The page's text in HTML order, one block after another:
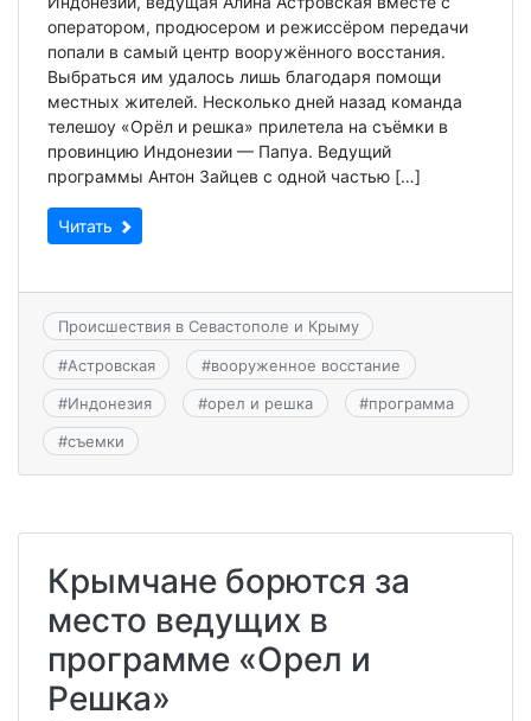
оператором, продюсером и режиссёром передачи
попали в самый центр вооружённого восстания.
Выбраться им удалось лишь благодаря помощи
местных жителей. Несколько дней назад команда
телешоу «Орёл и решка» прилетела на съёмки в
провинцию Индонезии — Папуа. Ведущий
программы Антон Зайцев с одной частью […]
Читать
Происшествия в Севастополе и Крыму
#Астровская #вооруженное восстание
#Индонезия #орел и решка #программа
#съемки
Крымчане борются за
место ведущих в
программе «Орел и
Решка»